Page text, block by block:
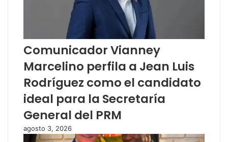
Comunicador Vianney
Marcelino perfila a Jean Luis
Rodríguez como el candidato
ideal para la Secretaría
General del PRM
agosto 3, 2026